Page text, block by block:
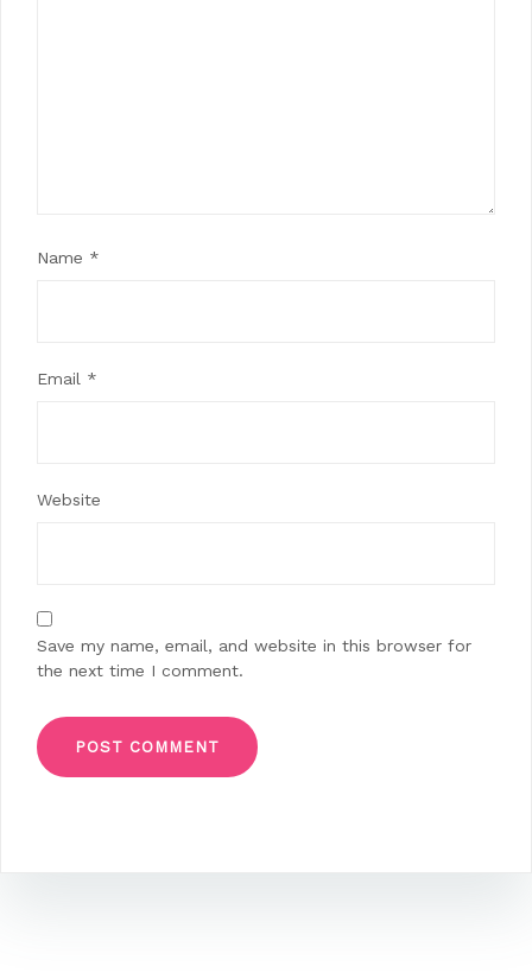
Name *
Email *
Website
Save my name, email, and website in this browser for
the next time I comment.